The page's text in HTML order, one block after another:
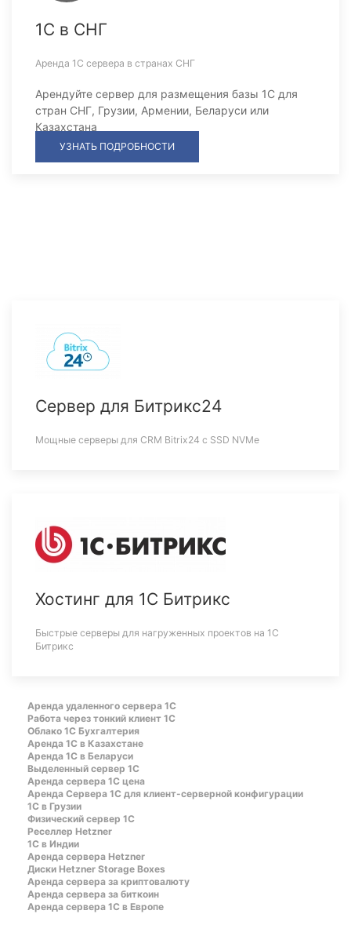
1С в СНГ
Аренда 1С сервера в странах СНГ
Арендуйте сервер для размещения базы 1С для
стран СНГ, Грузии, Армении, Беларуси или
Казахстана
УЗНАТЬ ПОДРОБНОСТИ
Сервер для Битрикс24
Мощные серверы для CRM Bitrix24 c SSD NVMe
Хостинг для 1С Битрикс
Быстрые серверы для нагруженных проектов на 1С
Битрикс
Аренда удаленного сервера 1С
Работа через тонкий клиент 1С
Облако 1С Бухгалтерия
Аренда 1С в Казахстане
Аренда 1С в Беларуси
Выделенный сервер 1С
Аренда сервера 1С цена
Aренда Сервера 1С для клиент-серверной конфигурации
1С в Грузии
Физический сервер 1С
Реселлер Hetzner
1С в Индии
Аренда сервера Hetzner
Диски Hetzner Storage Boxes
Аренда сервера за криптовалюту
Аренда сервера за биткоин
Аренда сервера 1С в Европе